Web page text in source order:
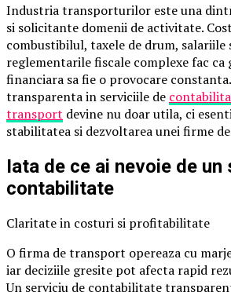
Industria transporturilor este una
si solicitante domenii de activitate.
combustibilul, taxele de drum, salariile
reglementarile fiscale complexe fac ca
financiara sa fie o provocare
transparenta in serviciile de
transport devine nu doar utila, ci
stabilitatea si dezvoltarea unei firme
Iata de ce ai nevoie de un
contabilitate
Claritate in costuri si profitabilitate
O firma de transport opereaza cu
iar deciziile gresite pot afecta rapid
Un serviciu de contabilitate